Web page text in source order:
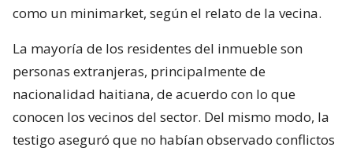
como un minimarket, según el relato de la vecina.
La mayoría de los residentes del inmueble son
personas extranjeras, principalmente de
nacionalidad haitiana, de acuerdo con lo que
conocen los vecinos del sector. Del mismo modo, la
testigo aseguró que no habían observado conflictos